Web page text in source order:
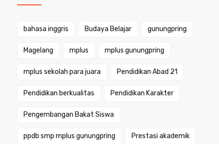
bahasa inggris Budaya Belajar gunungpring
Magelang mplus mplus gunungpring
mplus sekolah para juara Pendidikan Abad 21
Pendidikan berkualitas Pendidikan Karakter
Pengembangan Bakat Siswa
ppdb smp mplus gunungpring Prestasi akademik